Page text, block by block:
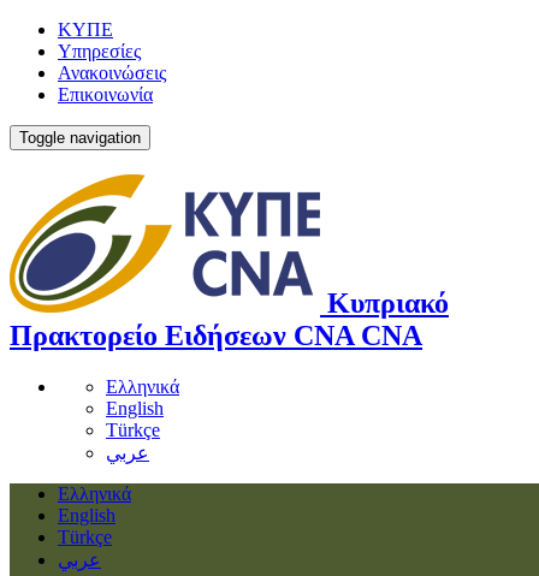
ΚΥΠΕ
Υπηρεσίες
Ανακοινώσεις
Επικοινωνία
Toggle navigation
Κυπριακό
Πρακτορείο Ειδήσεων CNA CNA
Ελληνικά
English
Türkçe
عربي
Ελληνικά
English
Türkçe
عربي